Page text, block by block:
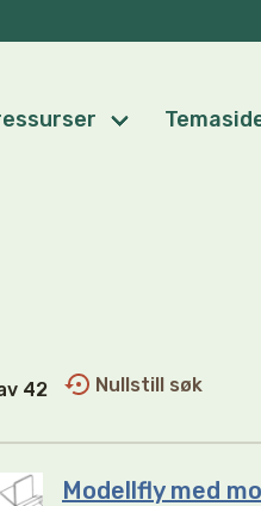
42 Nullstill søk
Modellfly med